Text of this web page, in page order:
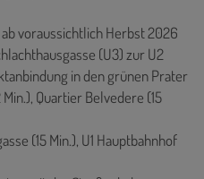
voraussichtlich Herbst 2026
(U3) zur U2
in den grünen Prater
Quartier Belvedere (15
(15 Min.), U1 Hauptbahnhof